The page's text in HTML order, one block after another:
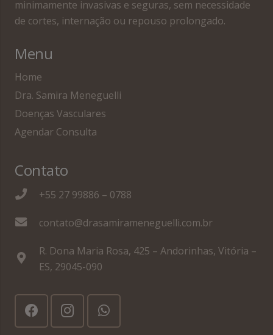
minimamente invasivas e seguras, sem necessidade
de cortes, internação ou repouso prolongado.
Menu
Home
Dra. Samira Meneguelli
Doenças Vasculares
Agendar Consulta
Contato
+55 27 99886 – 0788
contato@drasamirameneguelli.com.br
R. Dona Maria Rosa, 425 – Andorinhas, Vitória –
ES, 29045-090